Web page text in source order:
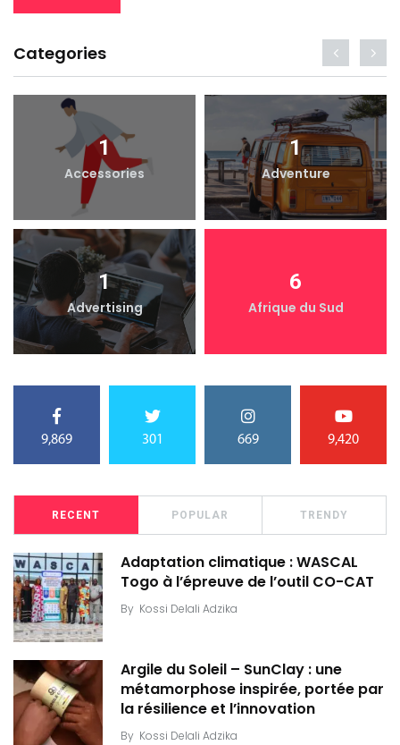
Categories
1
Accessories
1
Adventure
1
Advertising
6
Afrique du Sud
9,869 301 669 9,420
RECENT POPULAR TRENDY
Adaptation climatique : WASCAL
Togo à l’épreuve de l’outil CO-CAT
By Kossi Delali Adzika
Argile du Soleil – SunClay : une
métamorphose inspirée, portée par
la résilience et l’innovation
By Kossi Delali Adzika